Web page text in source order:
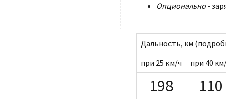
Опционально -
Дальность, км (
при 25 км/ч
при 40
198 110